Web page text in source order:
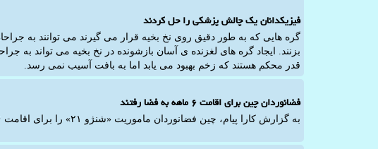
فیزیکدانان یک چالش پزشکی را حل کردند
گره هایی که به طور دقیق روی نخ بخیه قرار می گیرند می توانند به
بزنند. ایجاد گره های لغزنده ی آسان بازشونده در نخ بخیه می تواند به
قدر محکم هستند که زخم بهبود می یابد اما به بافت آسیب نمی رسد.
فضانوردان چین برای اقامت ۶ ماهه به فضا رفتند
به گزارش کارا پیام، چین فضانوردان ماموریت «شنژو ۲۱» را برای اقامت ۶ ماهه به ایستگاه فضایی «تیانگونگ» فرستاد.